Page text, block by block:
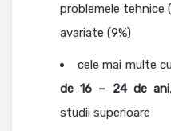
problemele tehnice
avariate (9%)
cele mai multe
de 16 – 24 de ani
studii superioare